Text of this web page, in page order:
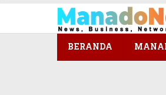
konten
BERANDA